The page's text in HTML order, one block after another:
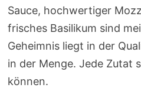
Sauce, hochwertiger
frisches Basilikum sind
Geheimnis liegt in der
in der Menge. Jede Zutat
können.